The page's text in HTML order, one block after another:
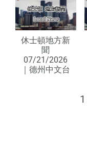
休士頓地方新
聞
07/21/2026
｜德州中文台
1